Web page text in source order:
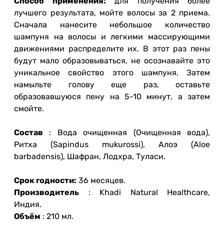
лучшего результата, мойте волосы за 2 приема.
Сначала нанесите небольшое количество
шампуня на волосы и легкими массирующими
движениями распределите их. В этот раз пены
будут мало образовываться, не осознавайте это
уникальное свойство этого шампуня. Затем
намыльте голову еще раз, оставьте
образовавшуюся пену на 5-10 минут, а затем
смойте.
Состав : Вода очищенная (Очищенная вода),
Ритха (Sapindus mukurossi), Алоэ (Aloe
barbadensis), Шафран, Лодхра, Туласи.
Срок годности: 36 месяцев.
Производитель : Khadi Natural Healthcare,
Индия.
Объём : 210 мл.